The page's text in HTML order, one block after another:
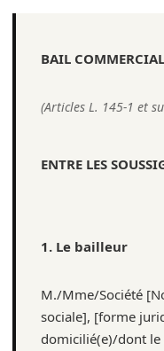
BAIL COMMERCIAL
(Articles L. 145-1 et
ENTRE LES
1. Le bailleur
M./Mme/Société
sociale], [forme
domicilié(e)/dont le